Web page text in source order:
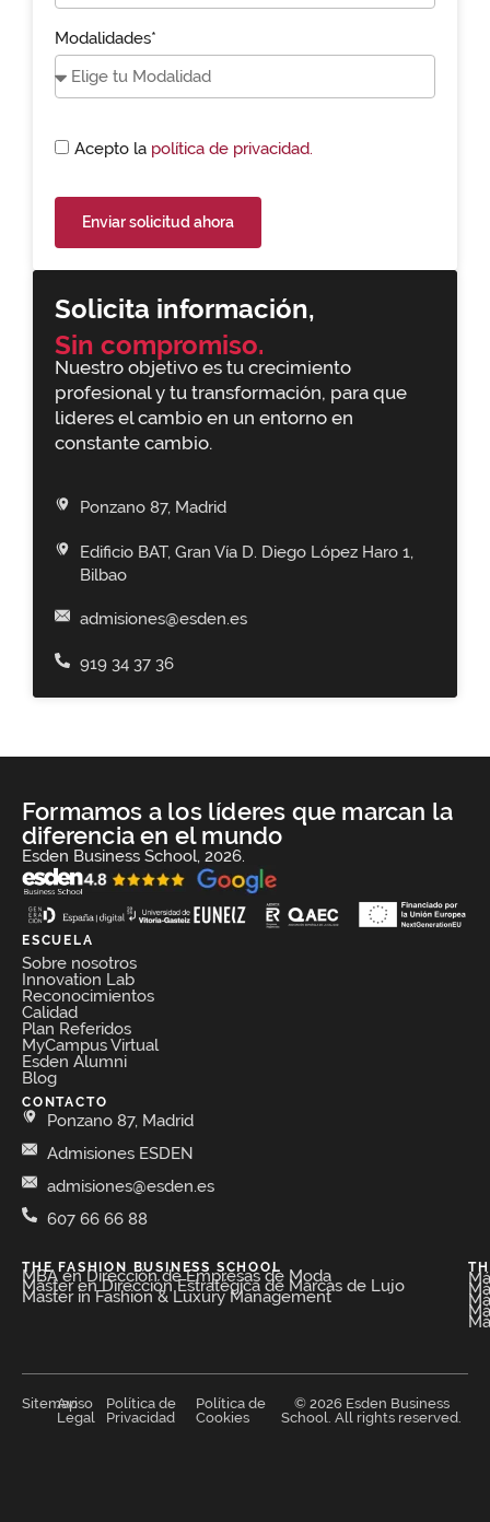
Solicita información,
Sin compromiso.
Nuestro objetivo es tu crecimiento
profesional y tu transformación, para que
lideres el cambio en un entorno en
constante cambio.
Ponzano 87, Madrid
Edificio BAT, Gran Vía D. Diego López Haro 1,
Bilbao
admisiones@esden.es
919 34 37 36
Modalidades*
Acepto la política de privacidad.
Enviar solicitud ahora
Formamos a los líderes que marcan la
diferencia en el mundo
Esden Business School, 2026.
ESCUELA
Sobre nosotros
Innovation Lab
Reconocimientos
Calidad
Plan Referidos
MyCampus Virtual
Esden Alumni
Blog
CONTACTO
Ponzano 87, Madrid
Admisiones ESDEN
admisiones@esden.es
607 66 66 88
THE FASHION BUSINESS SCHOOL​
MBA en Dirección de Empresas de Moda​
Máster en Dirección Estratégica de Marcas de Lujo
Master in Fashion & Luxury Management
© 2026 Esden Business
School. All rights reserved.
Sitemap
Aviso
Legal
Política de
Privacidad
Política de
Cookies